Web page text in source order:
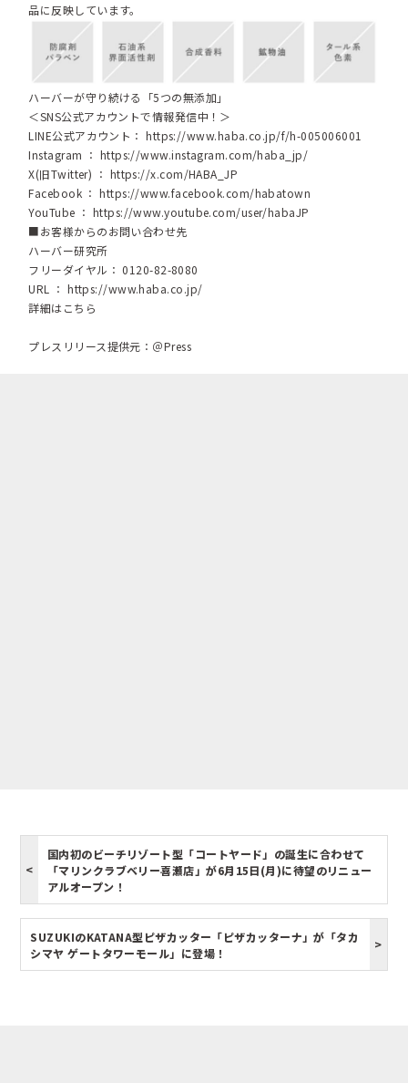
品に反映しています。
ハーバーが守り続ける「5つの無添加」
＜SNS公式アカウントで情報発信中！＞
LINE公式アカウント：https://www.haba.co.jp/f/h-005006001
Instagram ： https://www.instagram.com/haba_jp/
X(旧Twitter) ： https://x.com/HABA_JP
Facebook ：https://www.facebook.com/habatown
YouTube ： https://www.youtube.com/user/habaJP
■お客様からのお問い合わせ先
ハーバー研究所
フリーダイヤル： 0120-82-8080
URL ：https://www.haba.co.jp/
詳細はこちら
プレスリリース提供元：＠Press
国内初のビーチリゾート型「コートヤード」の誕生に合わせて
「マリンクラブベリー喜瀬店」が6月15日(月)に待望のリニュー
アルオープン！
SUZUKIのKATANA型ピザカッター「ピザカッターナ」が「タカ
シマヤ ゲートタワーモール」に登場！